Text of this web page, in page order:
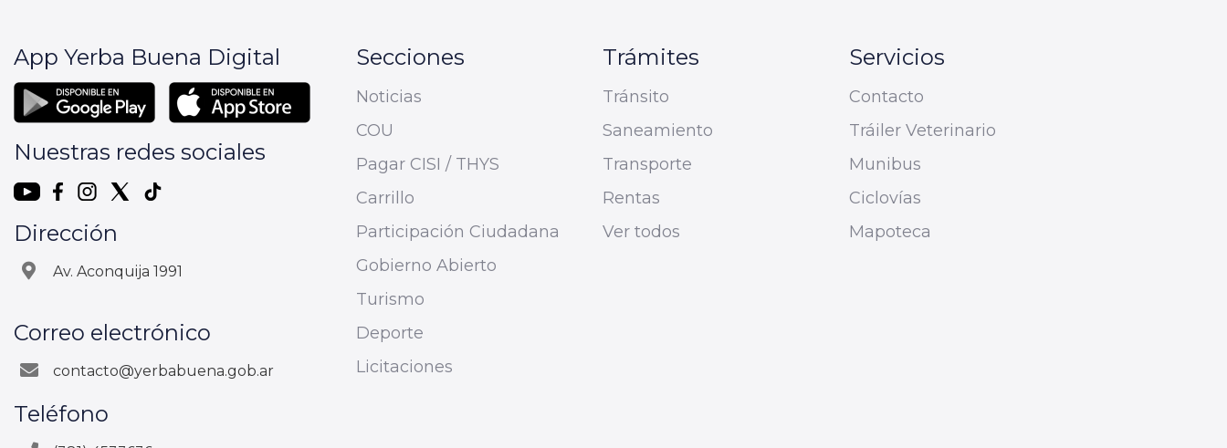
App Yerba Buena Digital
Nuestras redes sociales
Dirección
Av. Aconquija 1991
Correo electrónico
contacto@yerbabuena.gob.ar
Teléfono
Secciones
Noticias
COU
Pagar CISI / THYS
Carrillo
Participación Ciudadana
Gobierno Abierto
Turismo
Deporte
Licitaciones
Trámites
Tránsito
Saneamiento
Transporte
Rentas
Ver todos
Servicios
Contacto
Tráiler Veterinario
Munibus
Ciclovías
Mapoteca